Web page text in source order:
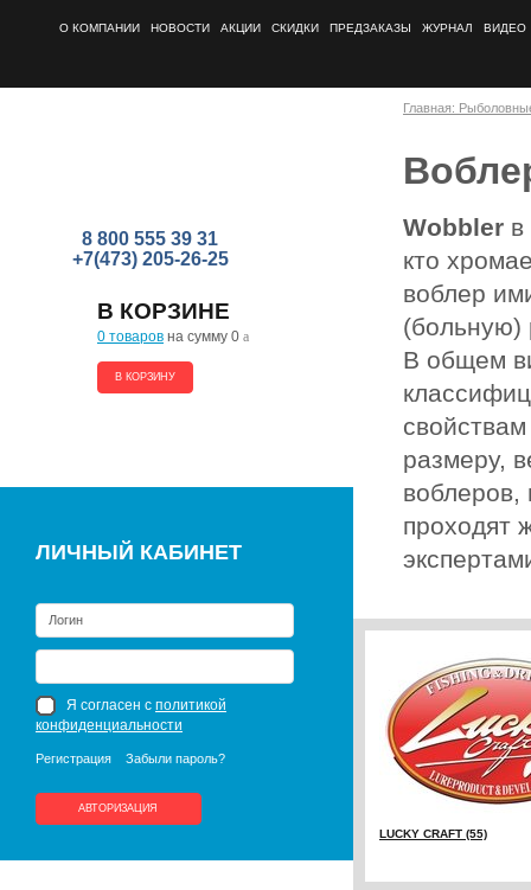
О КОМПАНИИ НОВОСТИ АКЦИИ СКИДКИ ПРЕДЗАКАЗЫ ЖУРНАЛ ВИДЕО
8 800 555 39 31
+7(473) 205-26-25
В КОРЗИНЕ
0 товаров на сумму 0 a
В КОРЗИНУ
ЛИЧНЫЙ КАБИНЕТ
Я согласен с политикой
конфиденциальности
Регистрация Забыли пароль?
АВТОРИЗАЦИЯ
Главная:
Wobbler в
кто
воблер
(больную)
В общем
размеру,
воблеров,
проходят
LUCKY CRAFT (55)